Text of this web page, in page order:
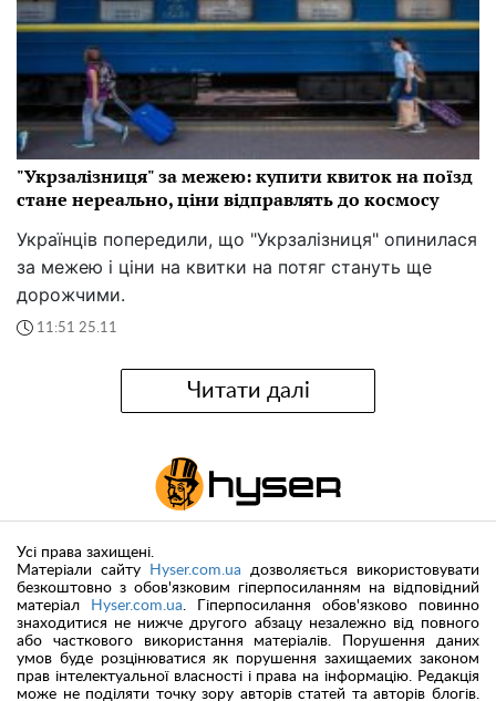
"Укрзалізниця" за межею: купити квиток на поїзд
стане нереально, ціни відправлять до космосу
Українців попередили, що "Укрзалізниця" опинилася
за межею і ціни на квитки на потяг стануть ще
дорожчими.
11:51 25.11
Читати далі
Усі права захищені.
Матеріали сайту
Hyser.com.ua дозволяється використовувати
безкоштовно з обов'язковим гіперпосиланням на відповідний
матеріал
Hyser.com.ua. Гіперпосилання обов'язково повинно
знаходитися не нижче другого абзацу незалежно від повного
або часткового використання матеріалів. Порушення даних
умов буде розцінюватися як порушення захищаемих законом
прав інтелектуальної власності і права на інформацію. Редакція
може не поділяти точку зору авторів статей та авторів блогів.